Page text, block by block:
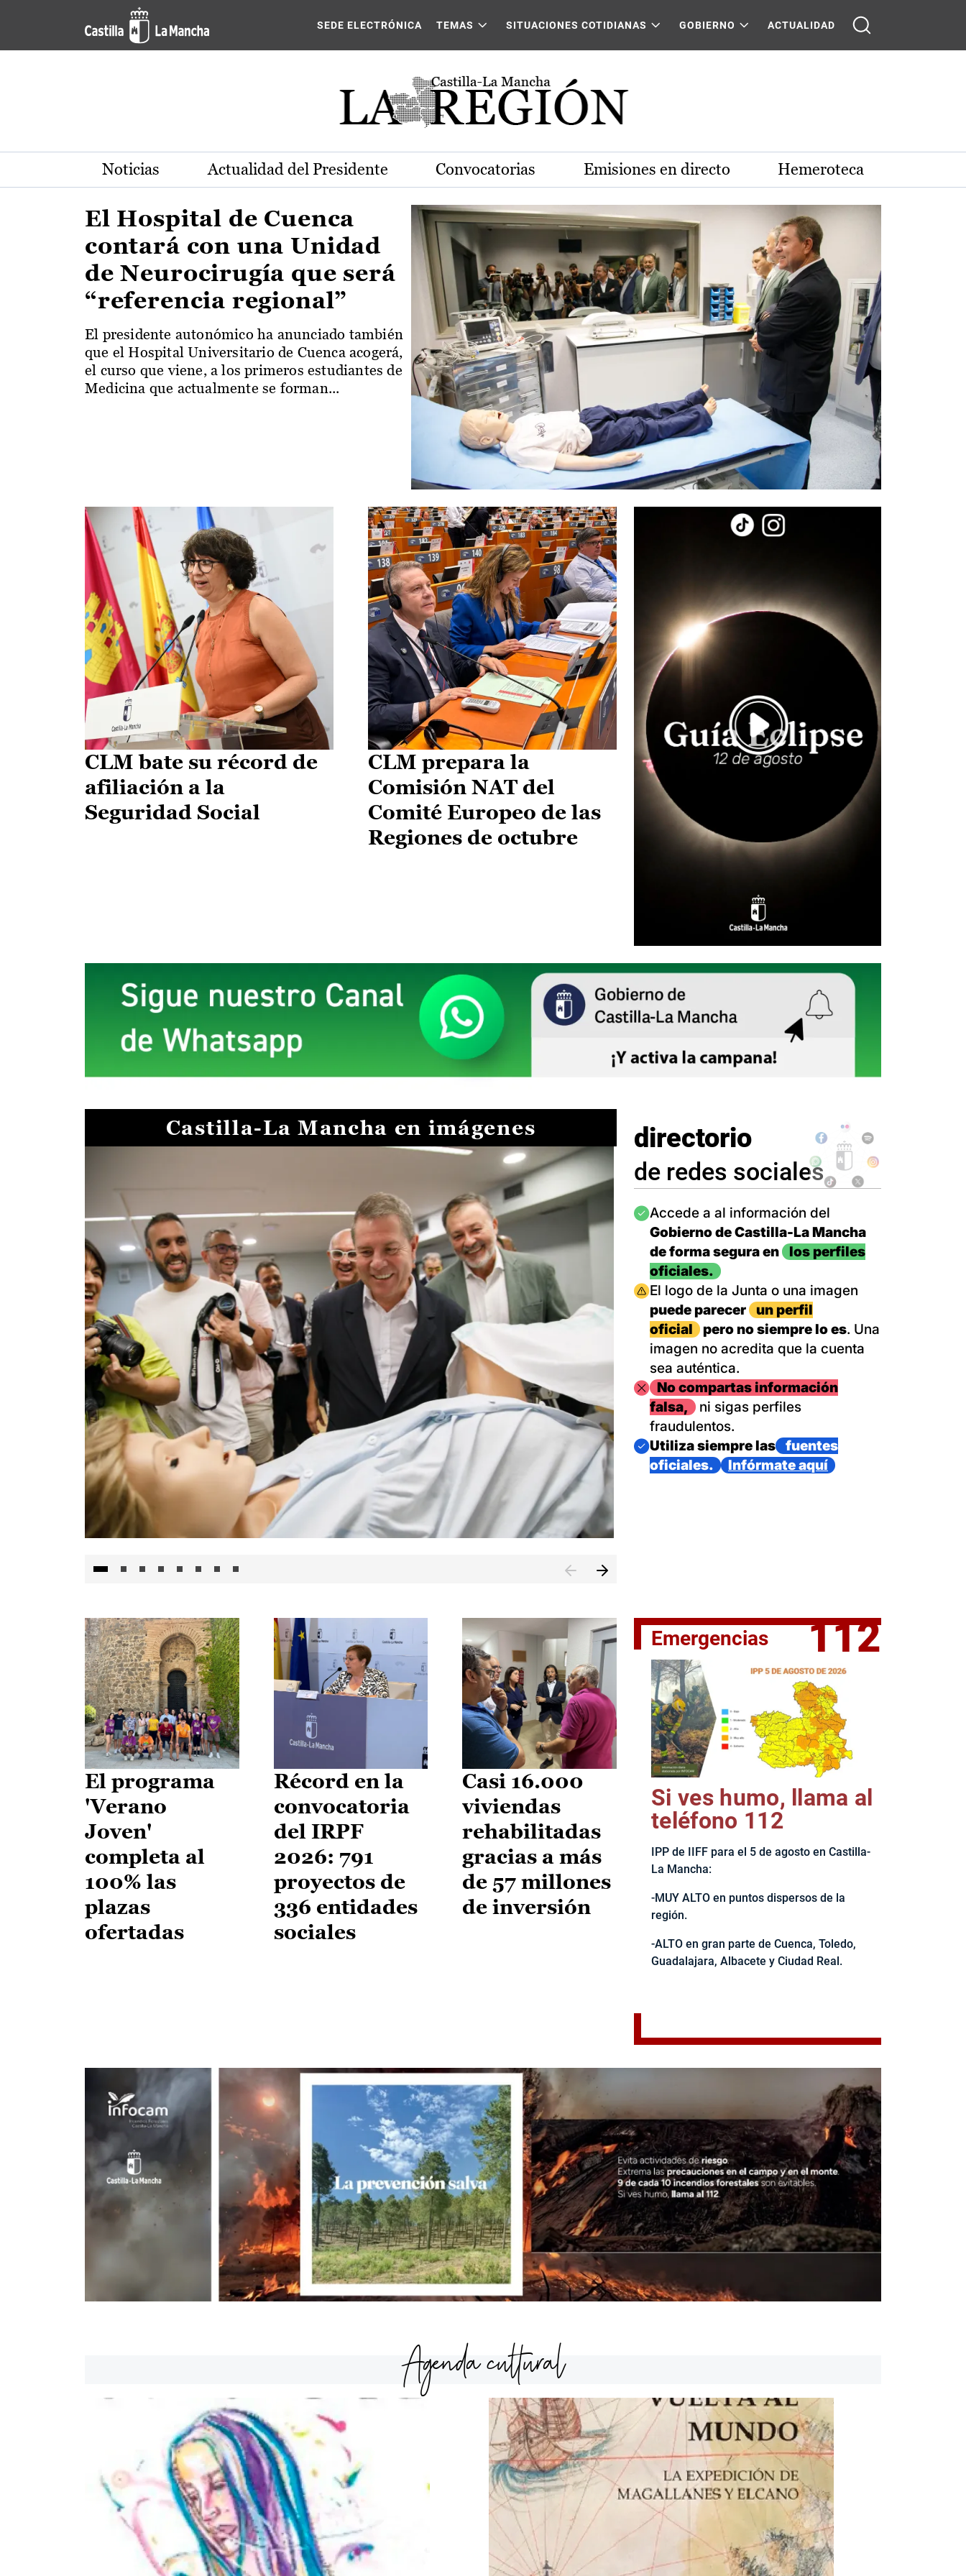
Pasar al contenido principal
Actualidad de la región de Castilla-La Mancha
SEDE ELECTRÓNICA TEMAS SITUACIONES COTIDIANAS GOBIERNO ACTUALIDAD
Noticias Actualidad del Presidente Convocatorias Emisiones en directo Hemeroteca
El Hospital de Cuenca
contará con una Unidad
de Neurocirugía que será
“referencia regional”
El presidente autonómico ha anunciado también
que el Hospital Universitario de Cuenca acogerá,
el curso que viene, a los primeros estudiantes de
Medicina que actualmente se forman...
CLM bate su récord de
afiliación a la
Seguridad Social
CLM prepara la
Comisión NAT del
Comité Europeo de las
Regiones de octubre
Castilla-La Mancha en imágenes
El jefe del Ejecutivo castellanomanchego, Emiliano García-
directorio
de redes sociales
Imagen
Accede a al información del
Gobierno de Castilla-La Mancha
de forma segura en
los perfiles
oficiales.
Imagen
El logo de la Junta o una imagen
puede parecer
un perfil
oficial
pero no siempre lo es. Una
imagen no acredita que la cuenta
sea auténtica.
ImagenNo compartas información
falsa,
ni sigas perfiles
fraudulentos.
Imagen
Utiliza siempre las
fuentes
oficiales.
Infórmate aquí
El programa
'Verano
Joven'
completa al
100% las
plazas
ofertadas
Récord en la
convocatoria
del IRPF
2026: 791
proyectos de
336 entidades
sociales
Casi 16.000
viviendas
rehabilitadas
gracias a más
de 57 millones
de inversión
Emergencias 112
Si ves humo, llama al
teléfono 112
IPP de IIFF para el 5 de agosto en Castilla-
La Mancha:
-MUY ALTO en puntos dispersos de la
región.
-ALTO en gran parte de Cuenca, Toledo,
Guadalajara, Albacete y Ciudad Real.
Agenda cultural